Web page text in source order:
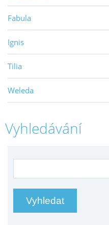
Fabula
Ignis
Tilia
Weleda
Vyhledávání